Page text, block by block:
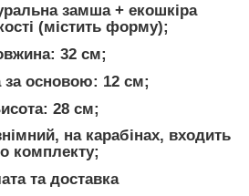
замша + екошкіра
(містить форму);
32 см;
основою: 12 см;
28 см;
на карабінах, входить
комплекту;
та доставка